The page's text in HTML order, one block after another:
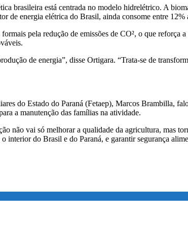
brasileira está centrada no modelo hidrelétrico. A
de energia elétrica do Brasil, ainda consome entre
pela redução de emissões de CO², o que reforça
de energia”, disse Ortigara. “Trata-se de
do Estado do Paraná (Fetaep), Marcos Brambilla,
a manutenção das famílias na atividade.
não vai só melhorar a qualidade da agricultura, mas
interior do Brasil e do Paraná, e garantir segurança